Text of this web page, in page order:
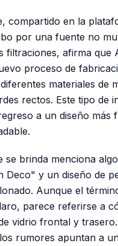
compartido en la
por una fuente no
filtraciones, afirma que
proceso de
materiales de
rectos. Este tipo de
a un diseño más
se brinda menciona
Deco" y un diseño de
Aunque el
parece referirse a
vidrio frontal y
rumores apuntan a